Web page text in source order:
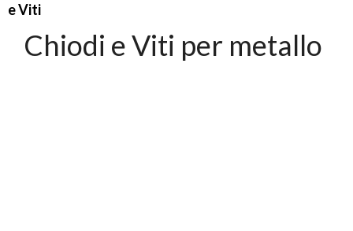
e Viti
Chiodi e Viti per metallo